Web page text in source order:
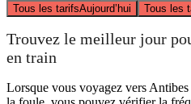
Tous les tarifsAujourd’hui Tous les
Trouvez le meilleur jour
en train
Lorsque vous voyagez vers